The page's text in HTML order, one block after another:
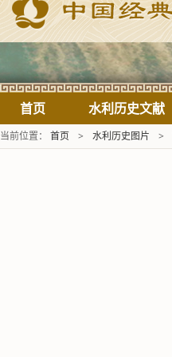
首页 水利历史文献
当前位置： 首页 > 水利历史图片 >